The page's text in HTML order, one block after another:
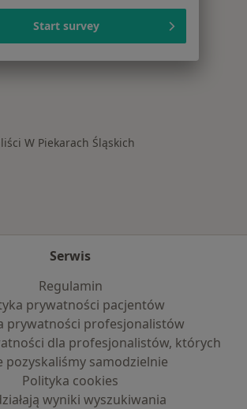
Śląskich
tętnicze w Piekarach Śląskich
W Piekarach Śląskich
Serwis
Regulamin
prywatności pacjentów
prywatności profesjonalistów
dla profesjonalistów, których
pozyskaliśmy samodzielnie
Polityka cookies
wyniki wyszukiwania
Start survey